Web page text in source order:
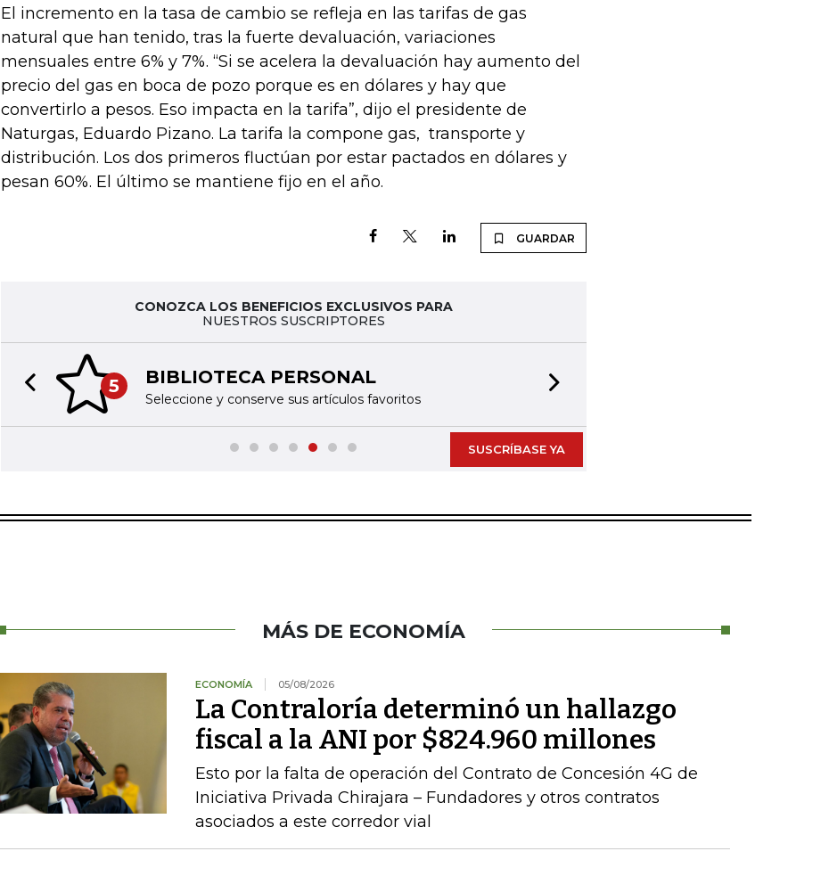
El incremento en la tasa de cambio se refleja en las tarifas de gas
natural que han tenido, tras la fuerte devaluación, variaciones
mensuales entre 6% y 7%. “Si se acelera la devaluación hay aumento del
precio del gas en boca de pozo porque es en dólares y hay que
convertirlo a pesos. Eso impacta en la tarifa”, dijo el presidente de
Naturgas, Eduardo Pizano. La tarifa la compone gas, transporte y
distribución. Los dos primeros fluctúan por estar pactados en dólares y
pesan 60%. El último se mantiene fijo en el año.
GUARDAR
CONOZCA LOS BENEFICIOS EXCLUSIVOS PARA
NUESTROS SUSCRIPTORES
5 BIBLIOTECA PERSONAL
Seleccione y conserve sus artículos favoritos
Previous slide
SUSCRÍBASE YA
MÁS DE ECONOMÍA
ECONOMÍA 05/08/2026
La Contraloría determinó un hallazgo
fiscal a la ANI por $824.960 millones
Esto por la falta de operación del Contrato de Concesión 4G de
Iniciativa Privada Chirajara – Fundadores y otros contratos
asociados a este corredor vial